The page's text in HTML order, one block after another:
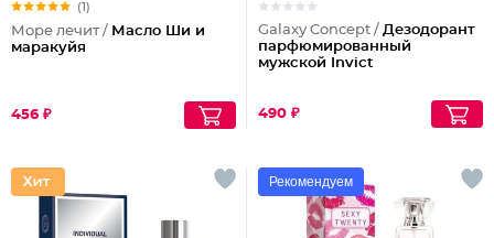
(1)
Море лечит / Масло Ши и
маракуйя
456 ₽
Galaxy Concept / Дезодорант
парфюмированный
мужской Invict
490 ₽
Рекомендуем